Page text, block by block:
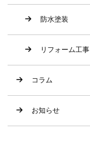
防水塗装
リフォーム工事
コラム
お知らせ